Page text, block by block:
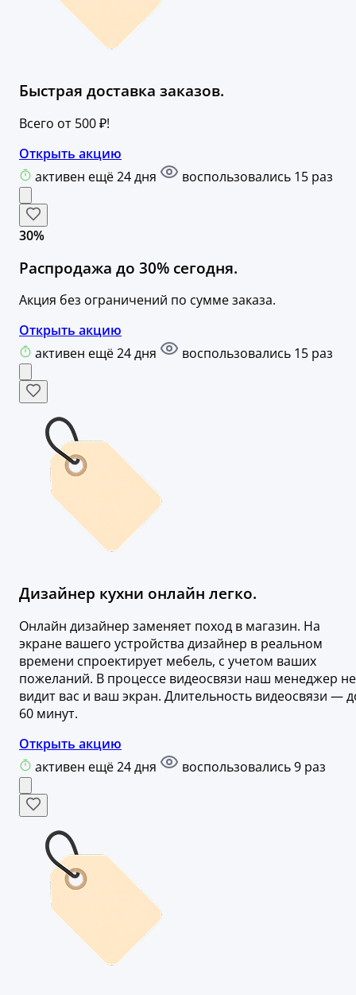
Быстрая доставка заказов.
Всего от 500 ₽!
Открыть акцию
активен ещё 24 дня
воспользовались 15 раз
30%
Распродажа до 30% сегодня.
Акция без ограничений по сумме заказа.
Открыть акцию
активен ещё 24 дня
воспользовались 15 раз
Дизайнер кухни онлайн легко.
Онлайн дизайнер заменяет поход в магазин. На
экране вашего устройства дизайнер в реальном
времени спроектирует мебель, с учетом ваших
пожеланий. В процессе видеосвязи наш менеджер не
видит вас и ваш экран. Длительность видеосвязи —
60 минут.
Открыть акцию
активен ещё 24 дня
воспользовались 9 раз